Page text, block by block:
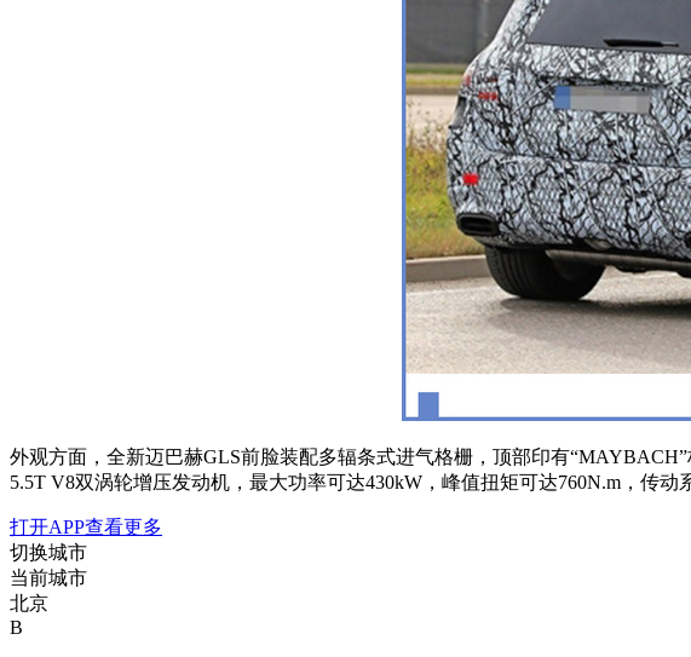
外观方面，全新迈巴赫GLS前脸装配多辐条式进气格栅，顶部印有
5.5T V8双涡轮增压发动机，最大功率可达430kW，峰值扭矩可达760N.m，传
打开APP查看更多
切换城市
当前城市
北京
B